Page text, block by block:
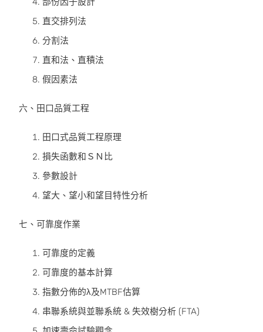
直交排列法
分割法
直和法、直積法
假因素法
六、田口品質工程
田口式品質工程原理
損失函數和ＳＮ比
參數設計
望大、望小和望目特性分析
七、可靠度作業
可靠度的定義
可靠度的基本計算
指數分佈的λ及MTBF估算
串聯系統與並聯系統 & 失效樹分析 (FTA)